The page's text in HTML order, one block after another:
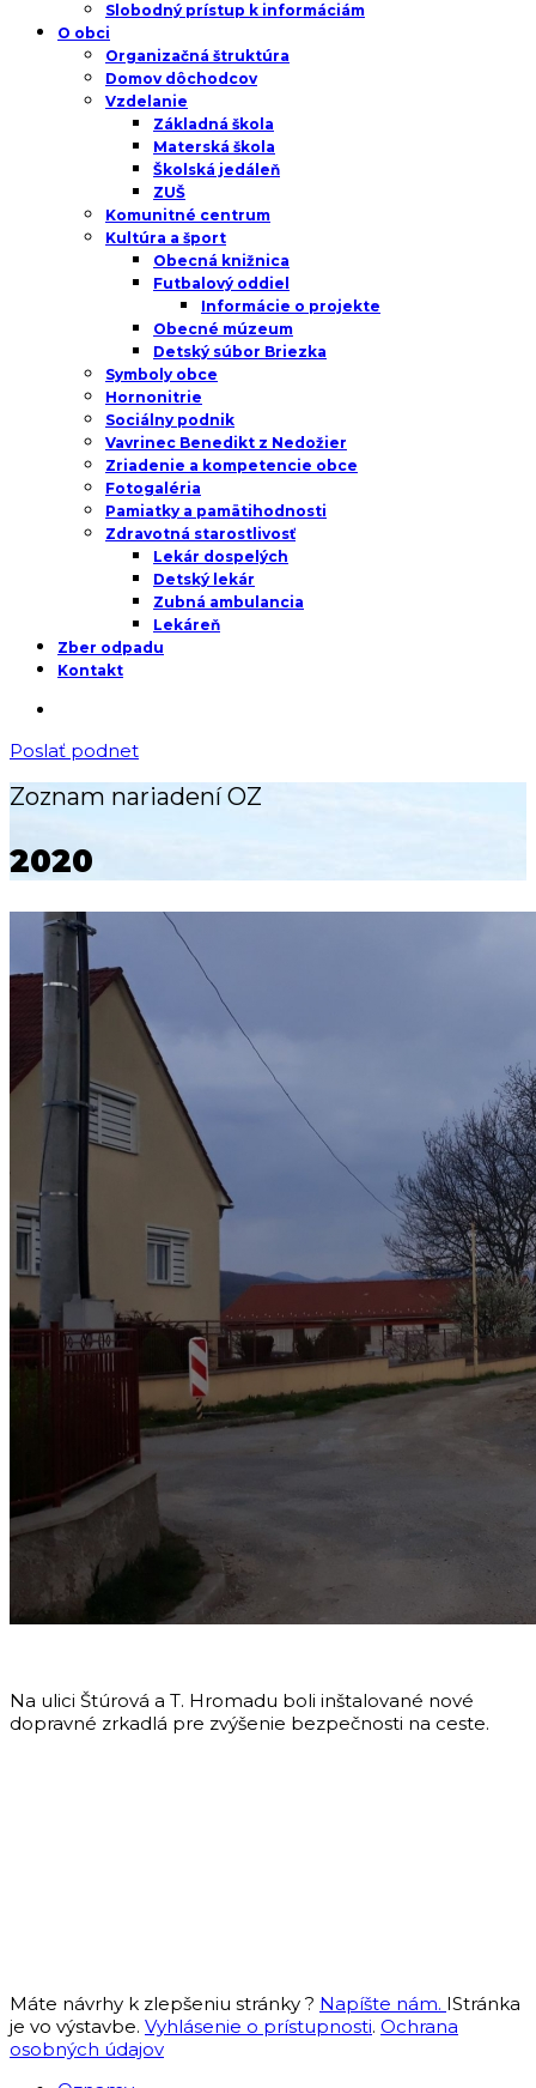
Slobodný prístup k informáciám
O obci
Organizačná štruktúra
Domov dôchodcov
Vzdelanie
Základná škola
Materská škola
Školská jedáleň
ZUŠ
Komunitné centrum
Kultúra a šport
Obecná knižnica
Futbalový oddiel
Informácie o projekte
Obecné múzeum
Detský súbor Briezka
Symboly obce
Hornonitrie
Sociálny podnik
Vavrinec Benedikt z Nedožier
Zriadenie a kompetencie obce
Fotogaléria
Pamiatky a pamätihodnosti
Zdravotná starostlivosť
Lekár dospelých
Detský lekár
Zubná ambulancia
Lekáreň
Zber odpadu
Kontakt
Poslať podnet
Zoznam nariadení OZ
2020
Na ulici Štúrová a T. Hromadu boli inštalované nové
dopravné zrkadlá pre zvýšenie bezpečnosti na ceste.
Máte návrhy k zlepšeniu stránky ? Napíšte nám. IStránka
je vo výstavbe. Vyhlásenie o prístupnosti. Ochrana
osobných údajov